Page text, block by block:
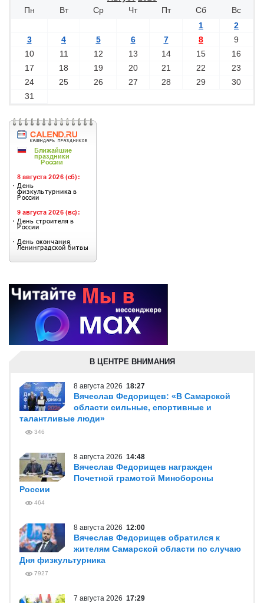
Пн
Вт Ср Чт Пт Сб
Вс
1
2
3
4 5 6 7 8
9
10
11 12 13 14 15
16
17
18 19 20 21 22
23
24
25 26 27 28 29
30
31
В ЦЕНТРЕ ВНИМАНИЯ
8 августа 2026 18:27
Вячеслав Федорищев: «В Самарской
области сильные, спортивные и
талантливые люди»
346
8 августа 2026 14:48
Вячеслав Федорищев награжден
Почетной грамотой Минобороны
России
464
8 августа 2026 12:00
Вячеслав Федорищев обратился к
жителям Самарской области по случаю
Дня физкультурника
7927
7 августа 2026 17:29